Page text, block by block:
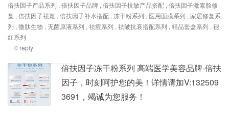
倍扶因子产品系列 , 倍扶因子品牌 , 倍扶因子抗敏产品搭配 , 倍扶因子激素脸修
复 , 倍扶因子祛斑 , 倍扶因子补水搭配 , 冻干粉系列 , 医用面膜系列 , 家居修复系
列 , 微肽生物 , 无菌原液系列 , 祛痘系列 , 祛皱抗衰搭配系列 , 精品套盒系列 , 褪
红系列
| 0 reply
倍扶因子冻干粉系列 高端医学美容品牌-倍扶
因子，时刻呵护您的美！详情请加V:132509
3691，竭诚为您服务！